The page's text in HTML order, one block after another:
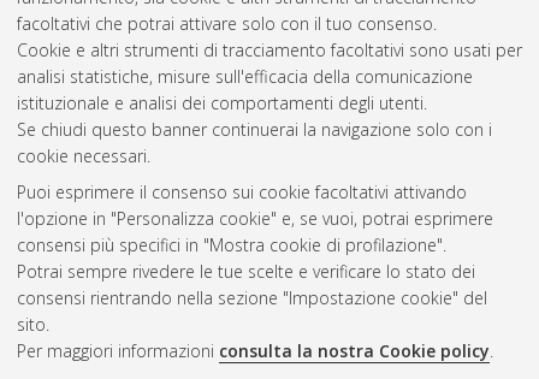
facoltativi che potrai attivare solo con il tuo consenso.
Cookie e altri strumenti di tracciamento facoltativi sono usati per
analisi statistiche, misure sull'efficacia della comunicazione
istituzionale e analisi dei comportamenti degli utenti.
Se chiudi questo banner continuerai la navigazione solo con i
cookie necessari.
Puoi esprimere il consenso sui cookie facoltativi attivando
l'opzione in "Personalizza cookie" e, se vuoi, potrai esprimere
consensi più specifici in "Mostra cookie di profilazione".
Potrai sempre rivedere le tue scelte e verificare lo stato dei
consensi rientrando nella sezione "Impostazione cookie" del
sito.
Per maggiori informazioni consulta la nostra Cookie policy.
Vedi altre statistiche
Gestione del documento:
Atom
Rss
AMS Acta
ISSN: 2038-7954
re3data.org -
doi.org/10.17616/R3P19R
Servizio implementato e
Impostazioni Cookie